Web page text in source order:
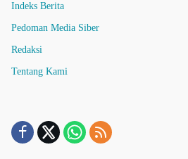
Indeks Berita
Pedoman Media Siber
Redaksi
Tentang Kami